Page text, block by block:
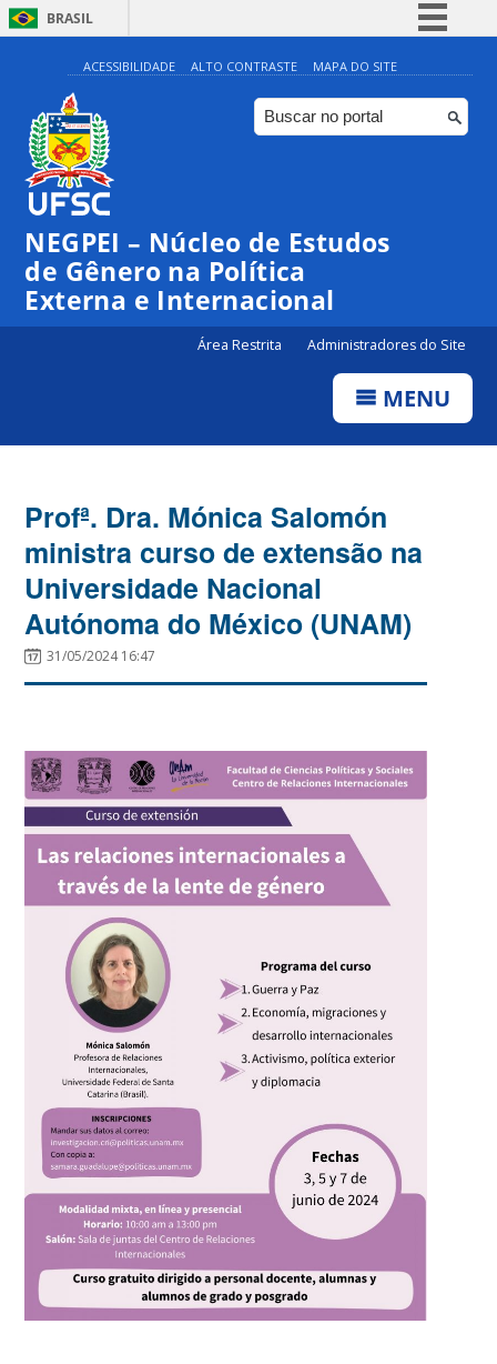
BRASIL
Simplifique!
Comunica BR
Participe
Canais
ACESSIBILIDADE ALTO CONTRASTE MAPA DO SITE
NEGPEI – Núcleo de Estudos
de Gênero na Política
Externa e Internacional
Área Restrita Administradores do Site
MENU
Profª. Dra. Mónica Salomón
ministra curso de extensão na
Universidade Nacional
Autónoma do México (UNAM)
31/05/2024 16:47